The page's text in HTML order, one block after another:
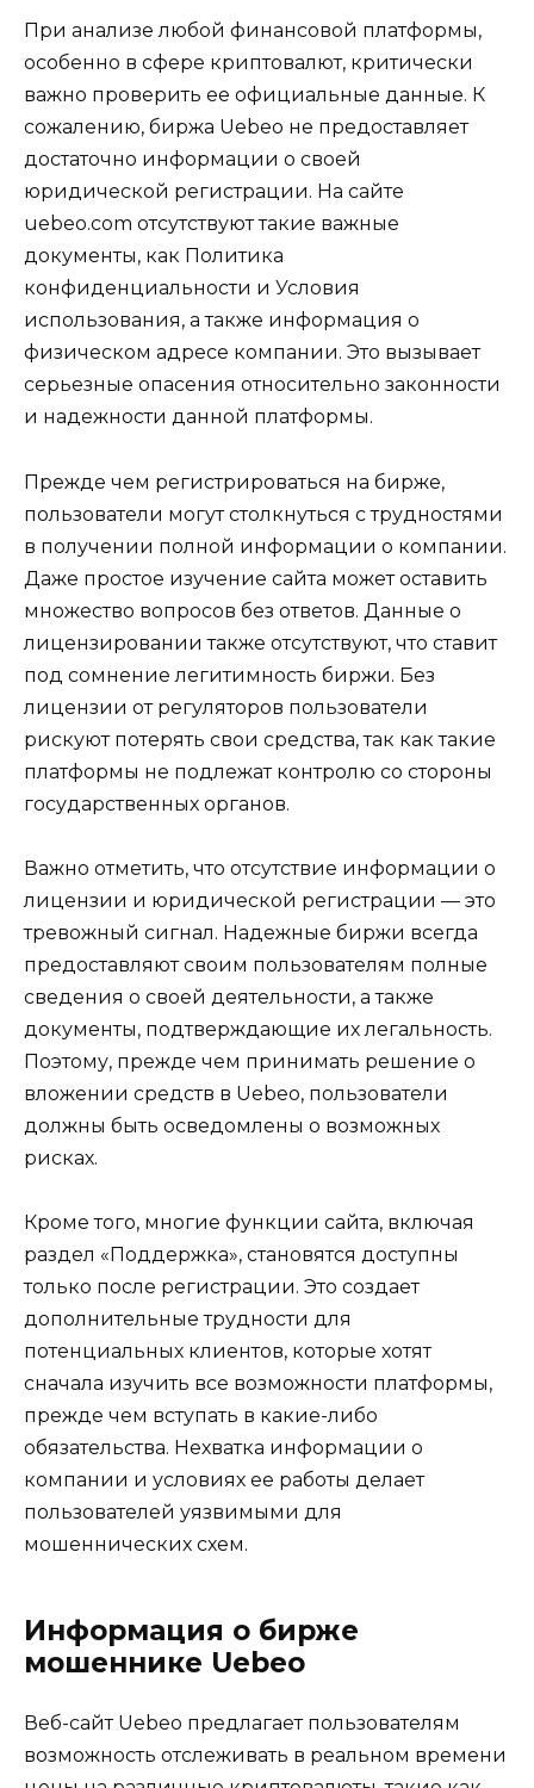
При анализе любой финансовой платформы,
особенно в сфере криптовалют, критически
важно проверить ее официальные данные. К
сожалению, биржа Uebeo не предоставляет
достаточно информации о своей
юридической регистрации. На сайте
uebeo.com отсутствуют такие важные
документы, как Политика
конфиденциальности и Условия
использования, а также информация о
физическом адресе компании. Это вызывает
серьезные опасения относительно законности
и надежности данной платформы.
Прежде чем регистрироваться на бирже,
пользователи могут столкнуться с трудностями
в получении полной информации о компании.
Даже простое изучение сайта может оставить
множество вопросов без ответов. Данные о
лицензировании также отсутствуют, что ставит
под сомнение легитимность биржи. Без
лицензии от регуляторов пользователи
рискуют потерять свои средства, так как такие
платформы не подлежат контролю со стороны
государственных органов.
Важно отметить, что отсутствие информации о
лицензии и юридической регистрации — это
тревожный сигнал. Надежные биржи всегда
предоставляют своим пользователям полные
сведения о своей деятельности, а также
документы, подтверждающие их легальность.
Поэтому, прежде чем принимать решение о
вложении средств в Uebeo, пользователи
должны быть осведомлены о возможных
рисках.
Кроме того, многие функции сайта, включая
раздел «Поддержка», становятся доступны
только после регистрации. Это создает
дополнительные трудности для
потенциальных клиентов, которые хотят
сначала изучить все возможности платформы,
прежде чем вступать в какие-либо
обязательства. Нехватка информации о
компании и условиях ее работы делает
пользователей уязвимыми для
мошеннических схем.
Информация о бирже
мошеннике Uebeo
Веб-сайт Uebeo предлагает пользователям
возможность отслеживать в реальном времени